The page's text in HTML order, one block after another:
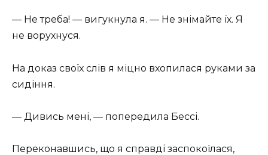
— Не треба! — вигукнула я. — Не знімайте їх. Я
не ворухнуся.
На доказ своїх слів я міцно вхопилася руками за
сидіння.
— Дивись мені, — попередила Бессі.
Переконавшись, що я справді заспокоїлася,